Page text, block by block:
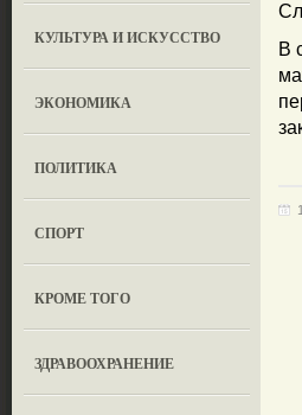
КУЛЬТУРА И ИСКУССТВО
ЭКОНОМИКА
ПОЛИТИКА
СПОРТ
КРОМЕ ТОГО
ЗДРАВООХРАНЕНИЕ
В